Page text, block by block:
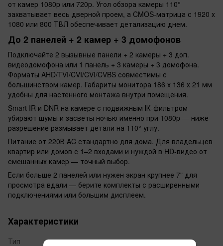
от камер 1080p или 720p. Угол обзора камеры 110°
захватывает весь дверной проем, а CMOS-матрица с 1920 х
1080 или 800 ТВЛ обеспечивает детализацию днем.
До 2 панелей + 2 камер + 3 домофонов
Подключайте 2 вызывные панели + 2 камеры + 3 доп.
видеодомофона или 1 панель + 3 камеры + 3 домофона.
Форматы AHD/TVI/CVI/CVI/CVBS совместимы с
большинством камер. Габариты монитора 186 х 136 х 21 мм
удобны для настенного монтажа внутри помещения.
Smart IR и DNR на камере с подвижным ІК-фильтром
убирают шумы и засветы ночью именно при 1080p — ниже
разрешение размывает детали на 110° углу.
Питание от 220В AC стандартно для дома. Для владельцев
квартир или домов с 1–2 входами и нуждой в HD-видео от
смешанных камер — точный выбор.
Если больше 2 панелей или нужен экран крупнее 7" для
просмотра вдали — берите комплекты с расширенными
подключениями или большим дисплеем.
Характеристики
Тип